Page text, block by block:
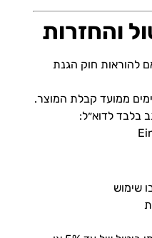
להוראות חוק הגנת
שימוש